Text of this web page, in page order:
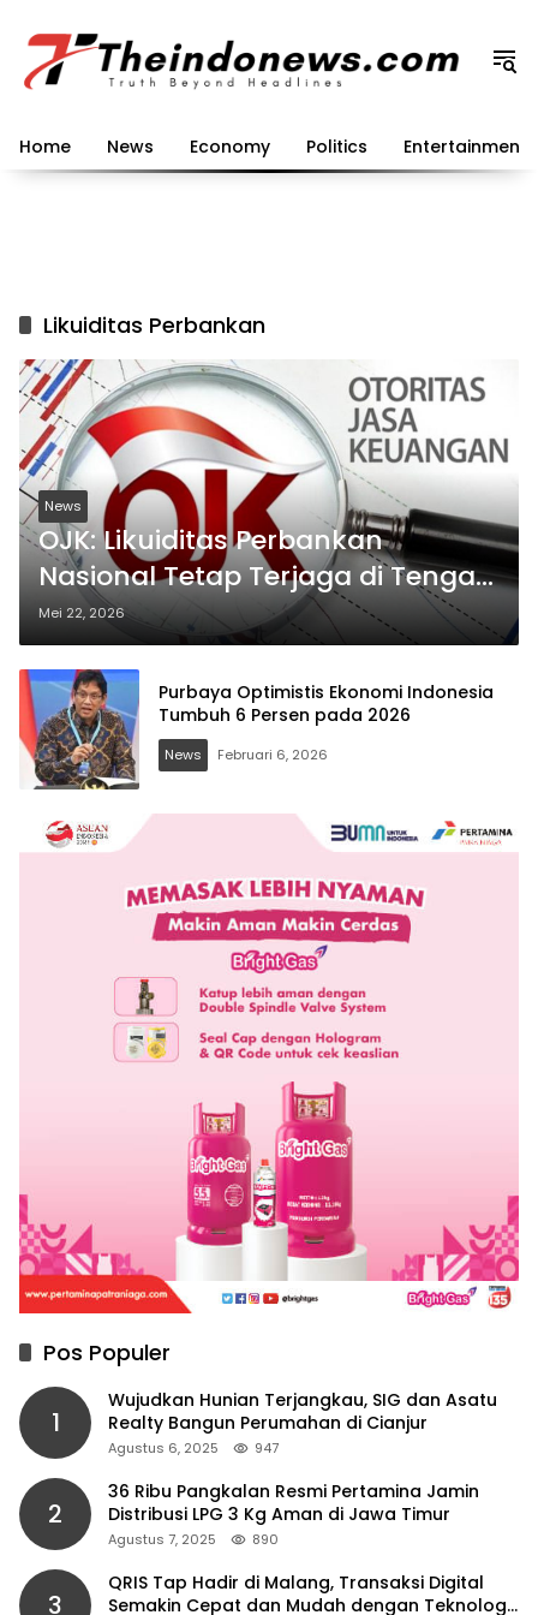
konten
Home News Economy Politics Entertainment
Likuiditas Perbankan
News
OJK: Likuiditas Perbankan
Nasional Tetap Terjaga di Tengah
Tekanan Global
Mei 22, 2026
Purbaya Optimistis Ekonomi Indonesia
Tumbuh 6 Persen pada 2026
News Februari 6, 2026
Pos Populer
1
Wujudkan Hunian Terjangkau, SIG dan Asatu
Realty Bangun Perumahan di Cianjur
Agustus 6, 2025 947
2
36 Ribu Pangkalan Resmi Pertamina Jamin
Distribusi LPG 3 Kg Aman di Jawa Timur
Agustus 7, 2025 890
3
QRIS Tap Hadir di Malang, Transaksi Digital
Semakin Cepat dan Mudah dengan Teknologi